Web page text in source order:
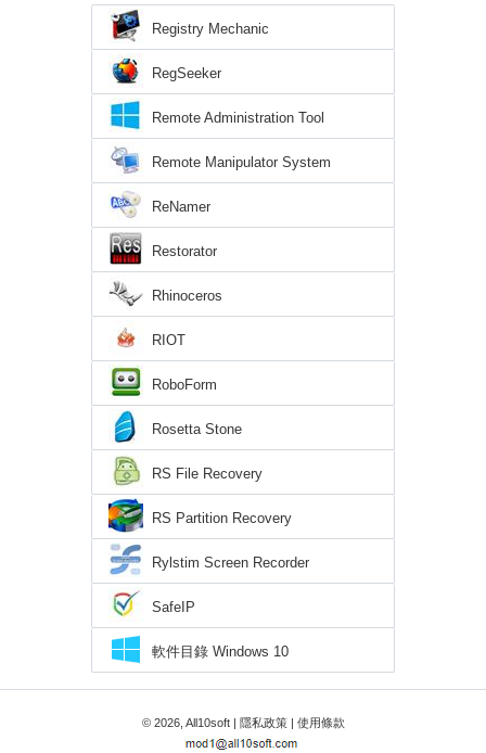
Registry Mechanic
RegSeeker
Remote Administration Tool
Remote Manipulator System
ReNamer
Restorator
Rhinoceros
RIOT
RoboForm
Rosetta Stone
RS File Recovery
RS Partition Recovery
Rylstim Screen Recorder
SafeIP
軟件目錄 Windows 10
© 2026, All10soft | 隱私政策| 使用條款